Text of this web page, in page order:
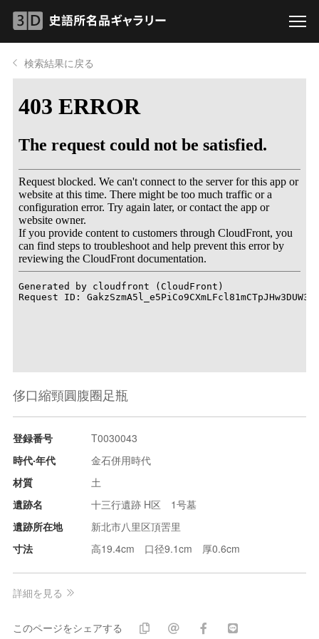
検索結果に戻る
侈口縮頸圓腹圈足瓶
登録番号
T0030043
時代‧年代
金石併用時代
材質
土
遺跡名
十三行遺跡 H区 1号墓
遺跡所在地
新北市八里区頂罟里
寸法
高19.4cm 口径9.1cm 厚0.6cm
詳細を見る
このページをシェアする